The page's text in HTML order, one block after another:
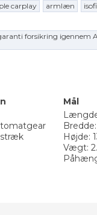
carplay armlæn
forsikring
Mål
Højde:
Vægt: